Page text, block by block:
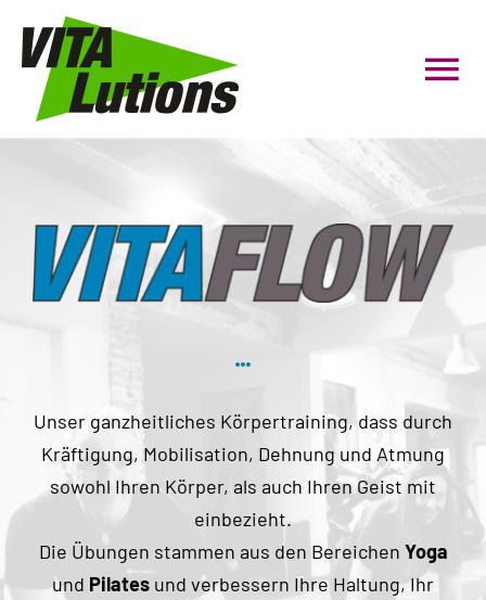
Inhalt
springen
Gruppenfitness
Firmenfitness
Blog
KONTAKT AUFNEHMEN
Unser ganzheitliches Körpertraining, dass durch
Kräftigung, Mobilisation, Dehnung und Atmung
sowohl Ihren Körper, als auch Ihren Geist mit
einbezieht.
Die Übungen stammen aus den Bereichen Yoga
und Pilates und verbessern Ihre Haltung, Ihr